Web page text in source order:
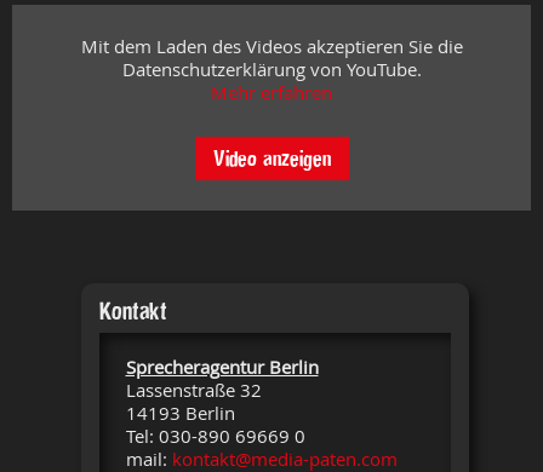
Mit dem Laden des Videos akzeptieren Sie die
Datenschutzerklärung von YouTube.
Mehr erfahren
Video anzeigen
Kontakt
Sprecheragentur Berlin
Lassenstraße 32
14193 Berlin
Tel: 030-890 69669 0
mail: kontakt@media-paten.com